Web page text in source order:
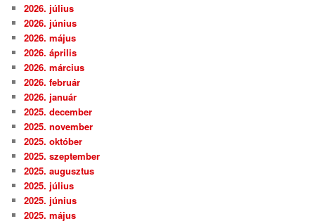
2026. július
2026. június
2026. május
2026. április
2026. március
2026. február
2026. január
2025. december
2025. november
2025. október
2025. szeptember
2025. augusztus
2025. július
2025. június
2025. május